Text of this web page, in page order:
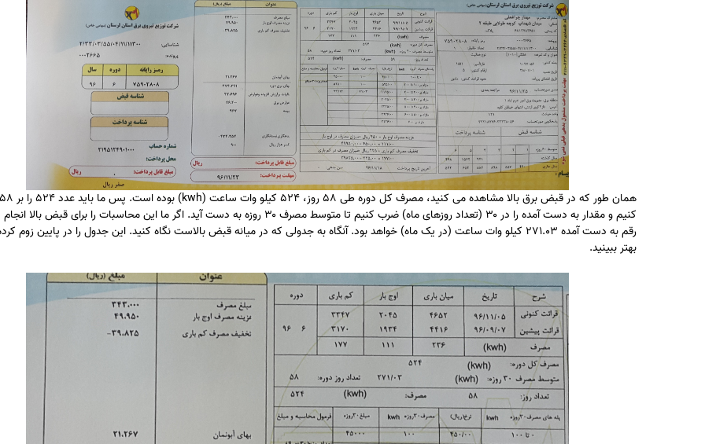
کنیم و مقدار به دست آمده را در ۳۰ (تعداد روزهای ماه) ضرب کنیم تا متوسط مصرف ۳۰ روزه به دست آید. اگر ما این محاسبات را برای قبض
رقم به دست آمده 271.03 کیلو وات ساعت (در یک ماه) خواهد بود. آنگاه به جدولی که در میانه قبض بالاست نگاه کنید. این جدول را در پایین زوم
بهتر ببینید.